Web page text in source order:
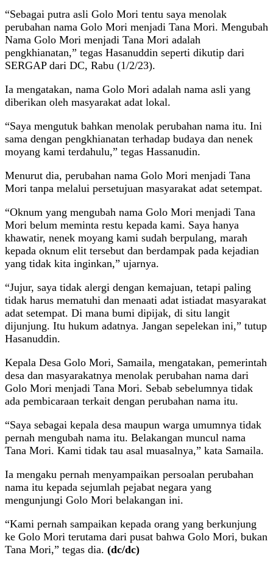
“Sebagai putra asli Golo Mori tentu saya menolak
perubahan nama Golo Mori menjadi Tana Mori. Mengubah
Nama Golo Mori menjadi Tana Mori adalah
pengkhianatan,” tegas Hasanuddin seperti dikutip dari
SERGAP dari DC, Rabu (1/2/23).
Ia mengatakan, nama Golo Mori adalah nama asli yang
diberikan oleh masyarakat adat lokal.
“Saya mengutuk bahkan menolak perubahan nama itu. Ini
sama dengan pengkhianatan terhadap budaya dan nenek
moyang kami terdahulu,” tegas Hassanudin.
Menurut dia, perubahan nama Golo Mori menjadi Tana
Mori tanpa melalui persetujuan masyarakat adat setempat.
“Oknum yang mengubah nama Golo Mori menjadi Tana
Mori belum meminta restu kepada kami. Saya hanya
khawatir, nenek moyang kami sudah berpulang, marah
kepada oknum elit tersebut dan berdampak pada kejadian
yang tidak kita inginkan,” ujarnya.
“Jujur, saya tidak alergi dengan kemajuan, tetapi paling
tidak harus mematuhi dan menaati adat istiadat masyarakat
adat setempat. Di mana bumi dipijak, di situ langit
dijunjung. Itu hukum adatnya. Jangan sepelekan ini,” tutup
Hasanuddin.
Kepala Desa Golo Mori, Samaila, mengatakan, pemerintah
desa dan masyarakatnya menolak perubahan nama dari
Golo Mori menjadi Tana Mori. Sebab sebelumnya tidak
ada pembicaraan terkait dengan perubahan nama itu.
“Saya sebagai kepala desa maupun warga umumnya tidak
pernah mengubah nama itu. Belakangan muncul nama
Tana Mori. Kami tidak tau asal muasalnya,” kata Samaila.
Ia mengaku pernah menyampaikan persoalan perubahan
nama itu kepada sejumlah pejabat negara yang
mengunjungi Golo Mori belakangan ini.
“Kami pernah sampaikan kepada orang yang berkunjung
ke Golo Mori terutama dari pusat bahwa Golo Mori, bukan
Tana Mori,” tegas dia. (dc/dc)